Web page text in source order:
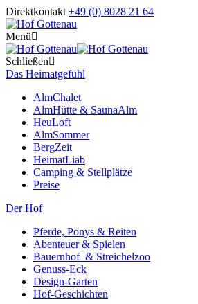
Direktkontakt +49 (0) 8028 21 64
Menü
Schließen
Das Heimatgefühl
AlmChalet
AlmHütte & SaunaAlm
HeuLoft
AlmSommer
BergZeit
HeimatLiab
Camping & Stellplätze
Preise
Der Hof
Pferde, Ponys & Reiten
Abenteuer & Spielen
Bauernhof & Streichelzoo
Genuss-Eck
Design-Garten
Hof-Geschichten